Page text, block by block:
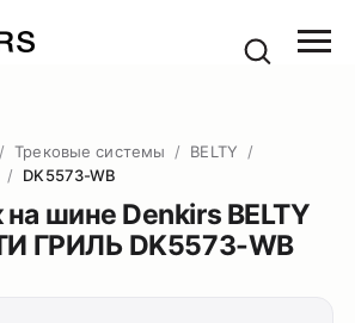
/ Трековые системы / BELTY
/
/ DK5573-WB
шине Denkirs BELTY
ГРИЛЬ DK5573-WB